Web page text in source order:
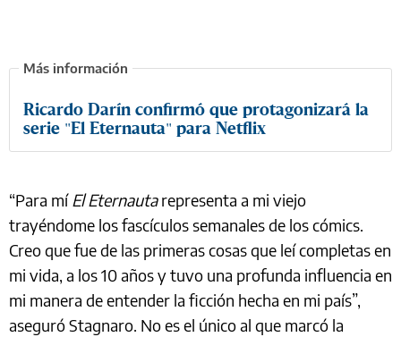
Ricardo Darín confirmó que protagonizará la
serie "El Eternauta" para Netflix
“Para míEl Eternautarepresenta a mi viejo
trayéndome los fascículos semanales de los cómics.
Creo que fue de las primeras cosas que leí completas en
mi vida, a los 10 años y tuvo una profunda influencia en
mi manera de entender la ficción hecha en mi país”,
aseguró Stagnaro. No es el único al que marcó la